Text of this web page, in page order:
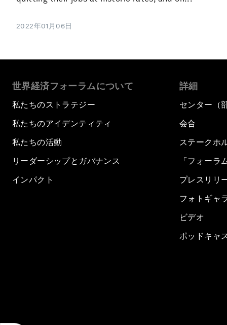
2022年01月06日
世界経済フォーラムについて
私たちのストラテジー
私たちのアイデンティティ
私たちの活動
リーダーシップとガバナンス
インパクト
詳細
センター（
会合
ステークホ
「フォーラ
プレスリリ
フォトギャ
ビデオ
ポッドキャ